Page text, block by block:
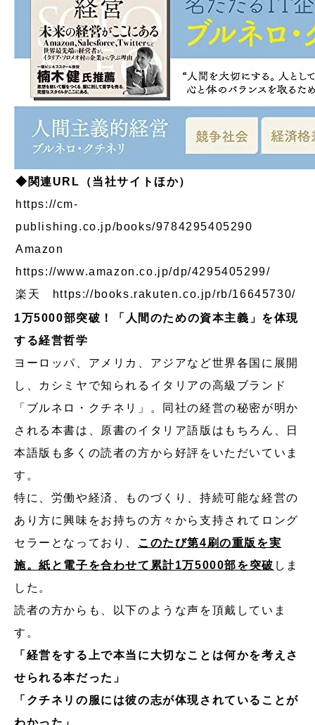
◆関連URL（当社サイトほか）
https://cm-
publishing.co.jp/books/9784295405290
Amazon
https://www.amazon.co.jp/dp/4295405299/
楽天
https://books.rakuten.co.jp/rb/16645730/
1万5000部突破！「人間のための資本主義」を体現
する経営哲学
ヨーロッパ、アメリカ、アジアなど世界各国に展開
し、カシミヤで知られるイタリアの高級ブランド
「ブルネロ・クチネリ」。同社の経営の秘密が明か
される本書は、原書のイタリア語版はもちろん、日
本語版も多くの読者の方から好評をいただいていま
す。
特に、労働や経済、ものづくり、持続可能な経営の
あり方に興味をお持ちの方々から支持されてロング
セラーとなっており、 このたび第4刷の重版を実
施。紙と電子を合わせて累計1万5000部を突破 しま
した。
読者の方からも、以下のような声を頂戴していま
す。
「経営をする上で本当に大切なことは何かを考えさ
せられる本だった」
「クチネリの服には彼の志が体現されていることが
わかった」